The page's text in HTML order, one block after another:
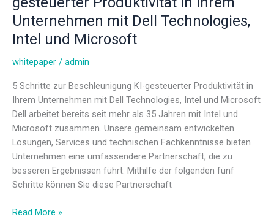
Unternehmen mit Dell Technologies,
Intel und Microsoft
whitepaper / admin
5 Schritte zur Beschleunigung KI-gesteuerter Produktivität in
Ihrem Unternehmen mit Dell Technologies, Intel und Microsoft
Dell arbeitet bereits seit mehr als 35 Jahren mit Intel und
Microsoft zusammen. Unsere gemeinsam entwickelten
Lösungen, Services und technischen Fachkenntnisse bieten
Unternehmen eine umfassendere Partnerschaft, die zu
besseren Ergebnissen führt. Mithilfe der folgenden fünf
Schritte können Sie diese Partnerschaft
Read More »